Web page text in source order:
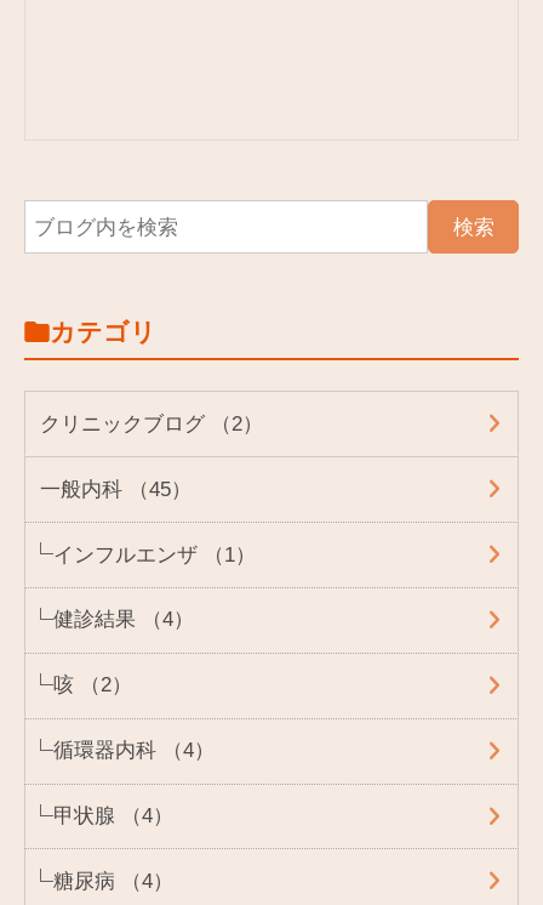
カテゴリ
クリニックブログ （2）
一般内科 （45）
インフルエンザ （1）
健診結果 （4）
咳 （2）
循環器内科 （4）
甲状腺 （4）
糖尿病 （4）